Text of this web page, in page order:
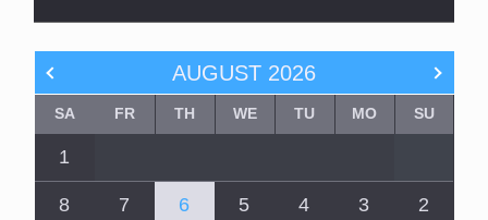
AUGUST 2026
SU
MO
TU
WE
TH
FR
SA
1
2
3
4
5
6
7
8